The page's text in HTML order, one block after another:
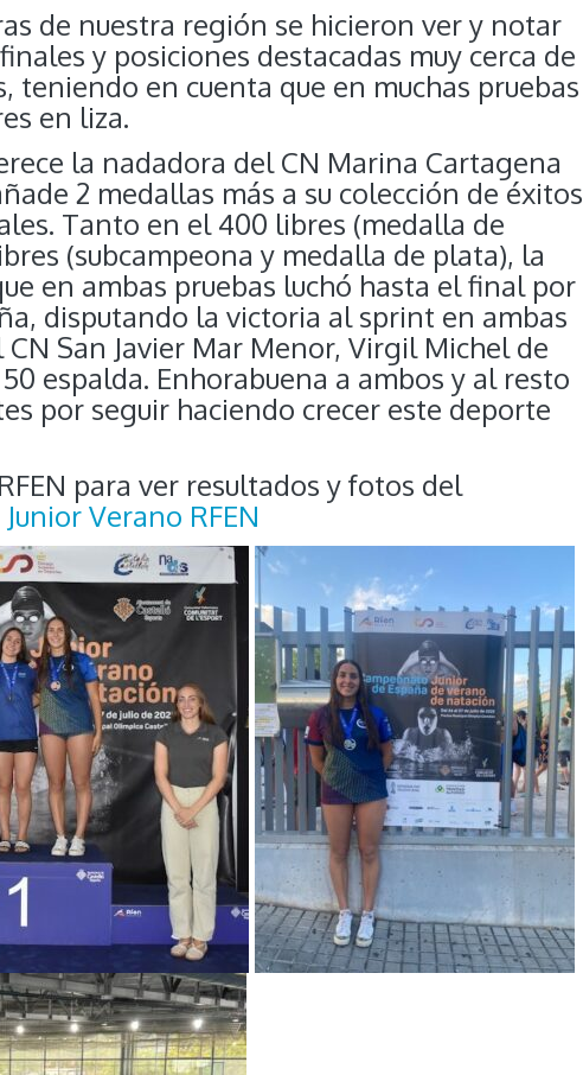
de nuestra región se hicieron ver y notar
y posiciones destacadas muy cerca de
teniendo en cuenta que en muchas pruebas
en liza.
la nadadora del CN Marina Cartagena
2 medallas más a su colección de éxitos
Tanto en el 400 libres (medalla de
(subcampeona y medalla de plata), la
en ambas pruebas luchó hasta el final por
disputando la victoria al sprint en ambas
San Javier Mar Menor, Virgil Michel de
espalda. Enhorabuena a ambos y al resto
por seguir haciendo crecer este deporte
para ver resultados y fotos del
Verano RFEN